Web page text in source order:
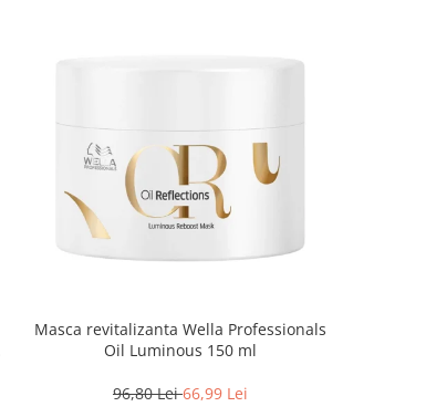
Masca revitalizanta Wella Professionals
Oil Luminous 150 ml
96,80 Lei66,99 Lei